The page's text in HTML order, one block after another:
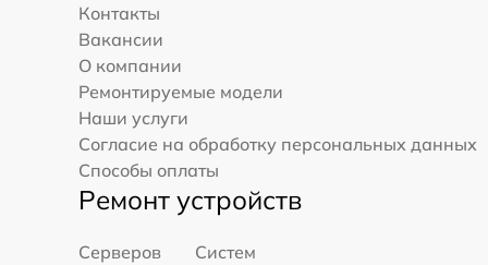
Контакты
Вакансии
О компании
Ремонтируемые модели
Наши услуги
Согласие на обработку персональных данных
Способы оплаты
Ремонт устройств
Серверов
Систем